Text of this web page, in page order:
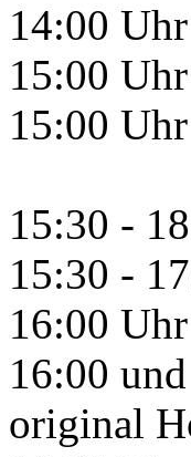
14:00
15:00
15:00
15:30 -
15:30 -
16:00
16:00
original